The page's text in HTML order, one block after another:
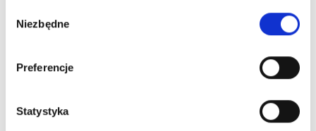
zgody
Niezbędne
Preferencje
Statystyka
Bądź blisko Nas i naszych